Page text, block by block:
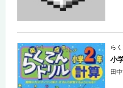
ら
小
田